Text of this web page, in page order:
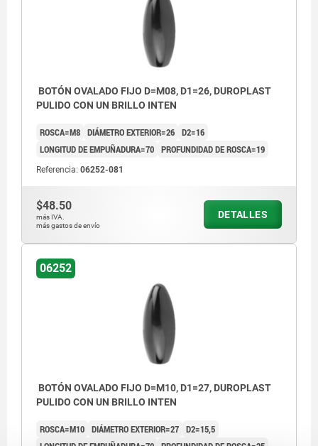
BOTÓN OVALADO FIJO D=M08, D1=26, DUROPLAST
PULIDO CON UN BRILLO INTEN
ROSCA=M8 DIÁMETRO EXTERIOR=26 D2=16
LONGITUD DE EMPUÑADURA=70 PROFUNDIDAD DE ROSCA=19
Referencia: 06252-081
$48.50
más IVA.
más gastos de envío
DETALLES
06252
BOTÓN OVALADO FIJO D=M10, D1=27, DUROPLAST
PULIDO CON UN BRILLO INTEN
ROSCA=M10 DIÁMETRO EXTERIOR=27 D2=15,5